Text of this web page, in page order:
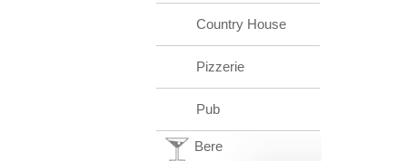
Country House
Pizzerie
Pub
Bere